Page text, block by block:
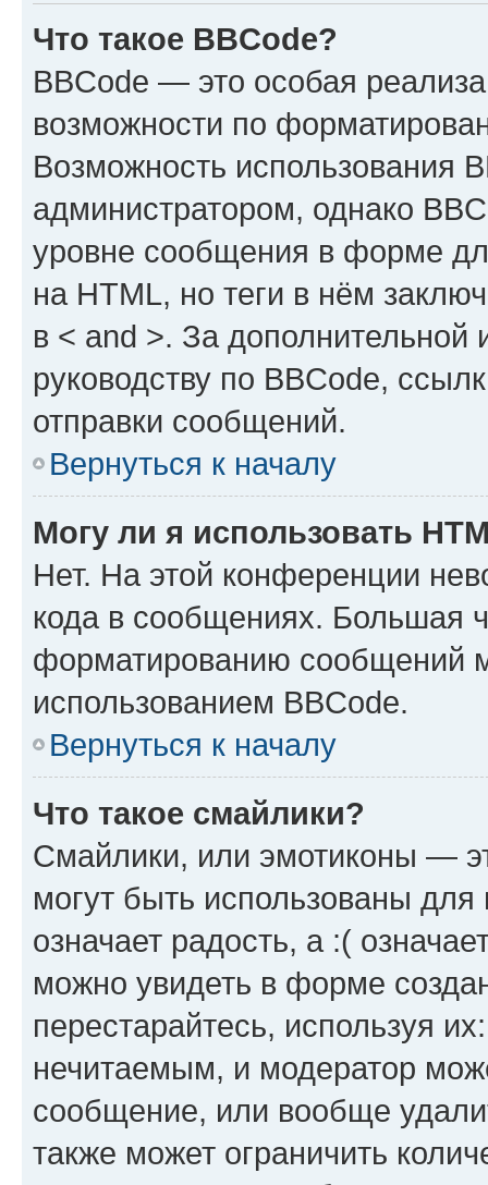
Что такое BBCode?
BBCode — это особая
возможности по
Возможность использования
администратором, однако
уровне сообщения в форме
на HTML, но теги в нём
в < and >. За
руководству по BBCode,
отправки сообщений.
Вернуться к началу
Могу ли я использовать
Нет. На этой конференции
кода в сообщениях. Большая
форматированию сообщений
использованием BBCode.
Вернуться к началу
Что такое смайлики?
Смайлики, или эмотиконы —
могут быть использованы
означает радость, а :(
можно увидеть в форме
перестарайтесь, используя
нечитаемым, и модератор
сообщение, или вообще
также может ограничить